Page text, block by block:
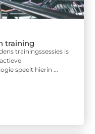
training
trainingssessies is
speelt hierin ...